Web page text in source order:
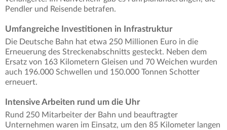
Pendler und Reisende betrafen.
Umfangreiche Investitionen in Infrastruktur
Die Deutsche Bahn hat etwa 250 Millionen Euro in die
Erneuerung des Streckenabschnitts gesteckt. Neben dem
Ersatz von 163 Kilometern Gleisen und 70 Weichen wurden
auch 196.000 Schwellen und 150.000 Tonnen Schotter
erneuert.
Intensive Arbeiten rund um die Uhr
Rund 250 Mitarbeiter der Bahn und beauftragter
Unternehmen waren im Einsatz, um den 85 Kilometer langen